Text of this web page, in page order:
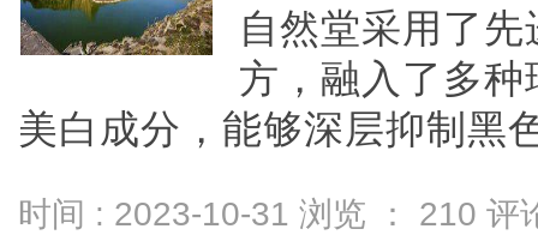
自然堂采用了
方，融入了多
美白成分，能够深层抑制黑
时间 : 2023-10-31 浏览 ： 210 评